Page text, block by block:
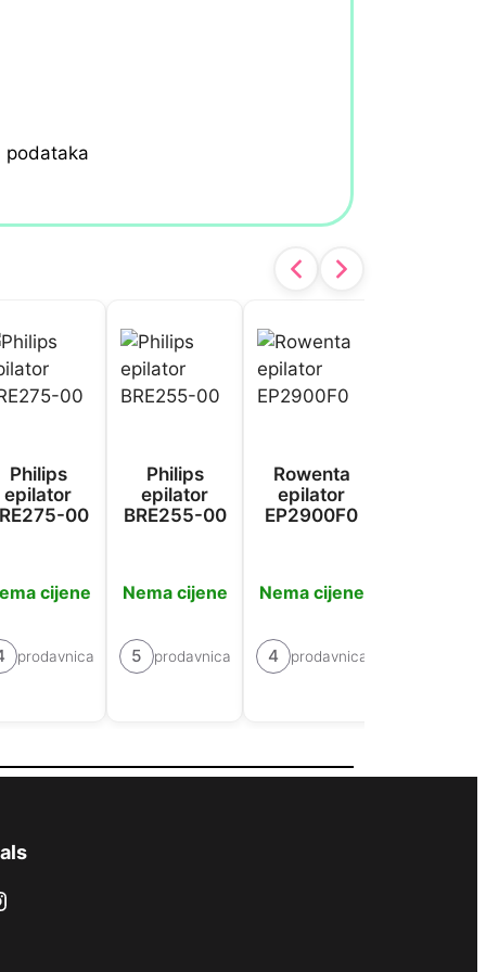
podataka
Philips
epilator
00
cijene
prodavnica
Philips
epilator
BRE255-00
Nema cijene
5 prodavnica
Rowenta
epilator
EP2900F0
Nema cijene
4 prodavnica